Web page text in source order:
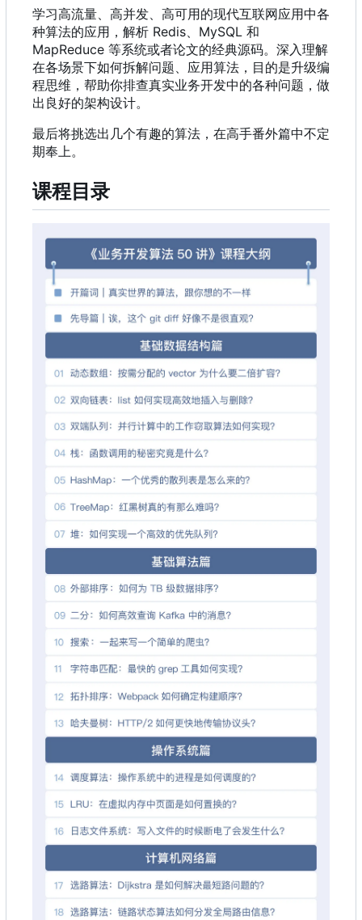
学习高流量、高并发、高可用的现代互联网应用中各
种算法的应用，解析 Redis、MySQL 和
MapReduce 等系统或者论文的经典源码。深入理解
在各场景下如何拆解问题、应用算法，目的是升级编
程思维，帮助你排查真实业务开发中的各种问题，做
出良好的架构设计。
最后将挑选出几个有趣的算法，在高手番外篇中不定
期奉上。
课程目录